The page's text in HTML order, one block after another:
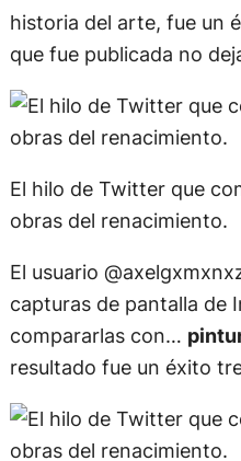
historia del arte, fue un
que fue publicada no
El hilo de Twitter que
obras del renacimiento.
El usuario
capturas de pantalla de
compararlas con…
resultado fue un éxito